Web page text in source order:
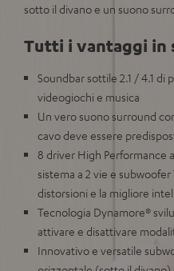
sotto il divano e un suono
Tutti i vantaggi in
Soundbar sottile 2.1 / 4.1 di
videogiochi e musica
Un vero suono surround
cavo deve essere
8 driver High Performance
sistema a 2 vie e
distorsioni e la migliore
Tecnologia Dynamore®
attivare e disattivare
Innovativo e versatile